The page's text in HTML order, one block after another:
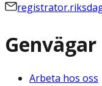
Genvägar
Arbeta hos oss